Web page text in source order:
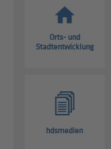
Orts- und
Stadtentwicklung
hdsmedien